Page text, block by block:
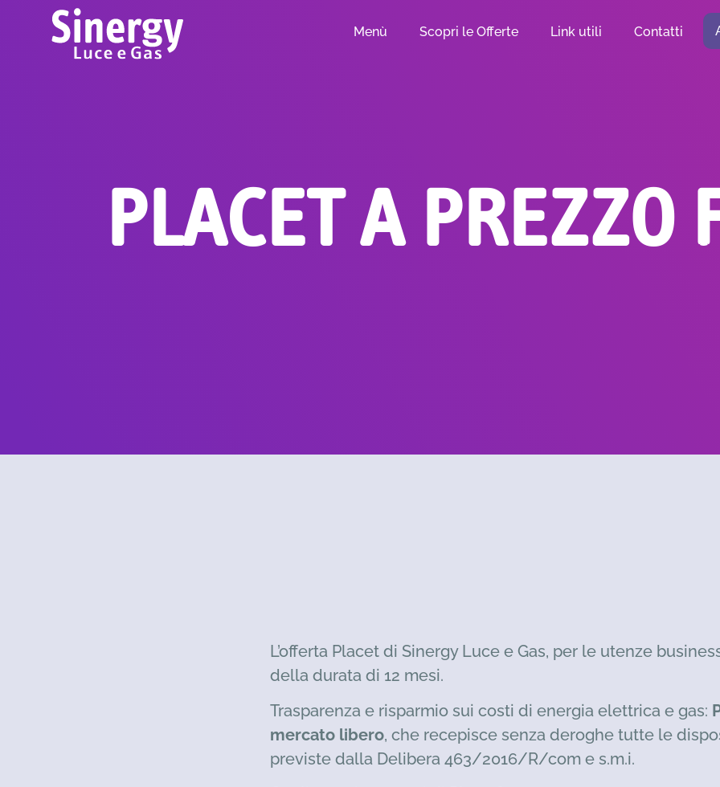
Menù Scopri le Offerte Link utili Contatti
PLACET A PREZZO
L’offerta Placet di Sinergy Luce e Gas, per le utenze
della durata di 12 mesi.
Trasparenza e risparmio sui costi di energia elettrica e gas:
mercato libero, che recepisce senza deroghe tutte le
previste dalla Delibera 463/2016/R/com e s.m.i.